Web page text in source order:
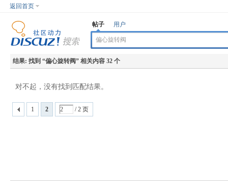
返回首页
帖子 用户
结果: 找到 “偏心旋转阀” 相关内容 32 个
对不起，没有找到匹配结果。
1 2 / 2 页